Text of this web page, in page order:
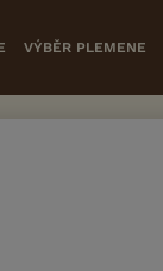
VÝBĚR PLEMENE